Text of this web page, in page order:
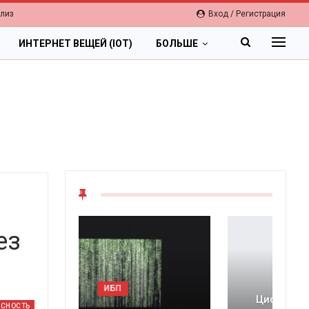
Вход / Регистрация
ИНТЕРНЕТ ВЕЩЕЙ (IOT) БОЛЬШЕ
ОБЛАКА
Цифровая экономика 2026.